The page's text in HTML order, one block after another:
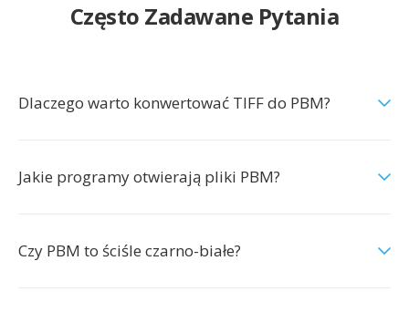
Często Zadawane Pytania
Dlaczego warto konwertować TIFF do PBM?
Jakie programy otwierają pliki PBM?
Czy PBM to ściśle czarno-białe?